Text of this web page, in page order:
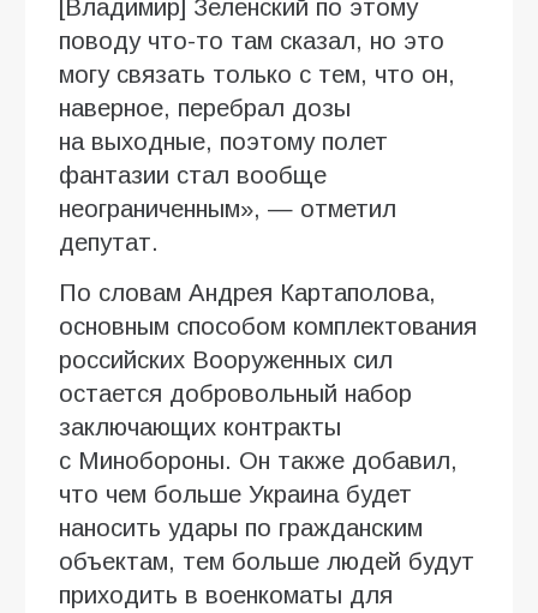
[Владимир] Зеленский по этому
поводу что-то там сказал, но это
могу связать только с тем, что он,
наверное, перебрал дозы
на выходные, поэтому полет
фантазии стал вообще
неограниченным», — отметил
депутат.
По словам Андрея Картаполова,
основным способом комплектования
российских Вооруженных сил
остается добровольный набор
заключающих контракты
с Минобороны. Он также добавил,
что чем больше Украина будет
наносить удары по гражданским
объектам, тем больше людей будут
приходить в военкоматы для